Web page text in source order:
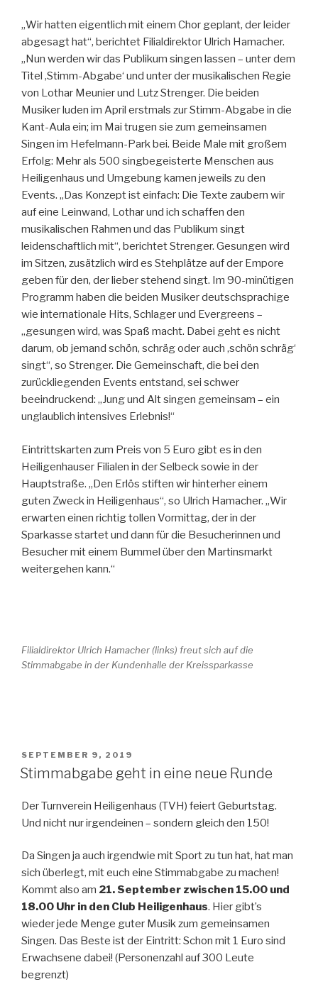
„Wir hatten eigentlich mit einem Chor geplant, der leider
abgesagt hat“, berichtet Filialdirektor Ulrich Hamacher.
„Nun werden wir das Publikum singen lassen – unter dem
Titel ‚Stimm-Abgabe‘ und unter der musikalischen Regie
von Lothar Meunier und Lutz Strenger. Die beiden
Musiker luden im April erstmals zur Stimm-Abgabe in die
Kant-Aula ein; im Mai trugen sie zum gemeinsamen
Singen im Hefelmann-Park bei. Beide Male mit großem
Erfolg: Mehr als 500 singbegeisterte Menschen aus
Heiligenhaus und Umgebung kamen jeweils zu den
Events. „Das Konzept ist einfach: Die Texte zaubern wir
auf eine Leinwand, Lothar und ich schaffen den
musikalischen Rahmen und das Publikum singt
leidenschaftlich mit“, berichtet Strenger. Gesungen wird
im Sitzen, zusätzlich wird es Stehplätze auf der Empore
geben für den, der lieber stehend singt. Im 90-minütigen
Programm haben die beiden Musiker deutschsprachige
wie internationale Hits, Schlager und Evergreens –
„gesungen wird, was Spaß macht. Dabei geht es nicht
darum, ob jemand schön, schräg oder auch ‚schön schräg‘
singt“, so Strenger. Die Gemeinschaft, die bei den
zurückliegenden Events entstand, sei schwer
beeindruckend: „Jung und Alt singen gemeinsam – ein
unglaublich intensives Erlebnis!“
Eintrittskarten zum Preis von 5 Euro gibt es in den
Heiligenhauser Filialen in der Selbeck sowie in der
Hauptstraße. „Den Erlös stiften wir hinterher einem
guten Zweck in Heiligenhaus“, so Ulrich Hamacher. „Wir
erwarten einen richtig tollen Vormittag, der in der
Sparkasse startet und dann für die Besucherinnen und
Besucher mit einem Bummel über den Martinsmarkt
weitergehen kann.“
Filialdirektor Ulrich Hamacher (links) freut sich auf die
Stimmabgabe in der Kundenhalle der Kreissparkasse
VERÖFFENTLICHT
AM
SEPTEMBER 9, 2019
Stimmabgabe geht in eine neue Runde
Der Turnverein Heiligenhaus (TVH) feiert Geburtstag.
Und nicht nur irgendeinen – sondern gleich den 150!
Da Singen ja auch irgendwie mit Sport zu tun hat, hat man
sich überlegt, mit euch eine Stimmabgabe zu machen!
Kommt also am 21. September zwischen 15.00 und
18.00 Uhr in den Club Heiligenhaus. Hier gibt’s
wieder jede Menge guter Musik zum gemeinsamen
Singen. Das Beste ist der Eintritt: Schon mit 1 Euro sind
Erwachsene dabei! (Personenzahl auf 300 Leute
begrenzt)